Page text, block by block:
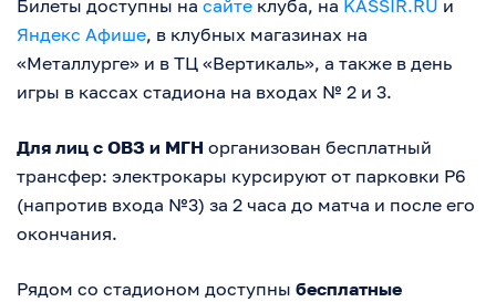
Билеты доступны на сайте клуба, на KASSIR.RU и
Яндекс Афише, в клубных магазинах на
«Металлурге» и в ТЦ «Вертикаль», а также в день
игры в кассах стадиона на входах № 2 и 3.
Для лиц с ОВЗ и МГН организован бесплатный
трансфер: электрокары курсируют от парковки P6
(напротив входа №3) за 2 часа до матча и после его
окончания.
Рядом со стадионом доступны бесплатные